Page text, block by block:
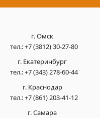
г. Омск
тел.:+7 (3812) 30-27-80
г. Екатеринбург
тел.:+7 (343) 278-60-44
г. Краснодар
тел.:+7 (861) 203-41-12
г. Самара